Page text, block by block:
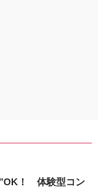
！ 体験型コン